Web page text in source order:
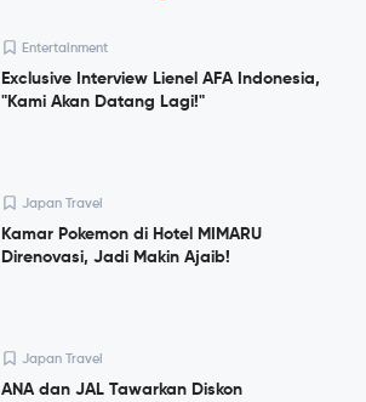
Entertainment
Exclusive Interview Lienel AFA Indonesia,
"Kami Akan Datang Lagi!"
Japan Travel
Kamar Pokemon di Hotel MIMARU
Direnovasi, Jadi Makin Ajaib!
Japan Travel
ANA dan JAL Tawarkan Diskon